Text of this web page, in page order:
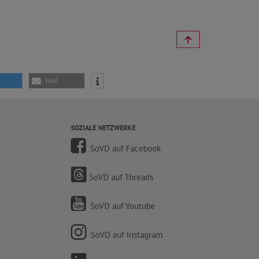
mail
SOZIALE NETZWERKE
SoVD auf Facebook
SoVD auf Threads
SoVD auf Youtube
SoVD auf Instagram